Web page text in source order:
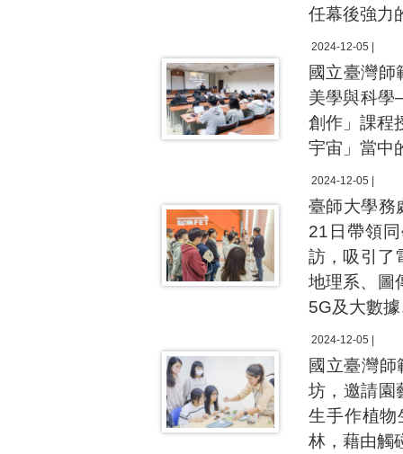
任幕後強力
2024-12-05 |
國立臺灣
美學與科學
創作」課程
宇宙」當中
2024-12-05 |
臺師大學務
21日帶領
訪，吸引了
地理系、圖
5G及大數
2024-12-05 |
國立臺灣
坊，邀請園
生手作植物
林，藉由觸